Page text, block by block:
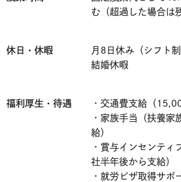
む（超過した場合は
休日・休暇
月8日休み（シフト
結婚休暇
福利厚生・待遇
・交通費支給（
・家族手当（扶養家
給）
・賞与インセンティ
社半年後から支給）
・就労ビザ取得サポ